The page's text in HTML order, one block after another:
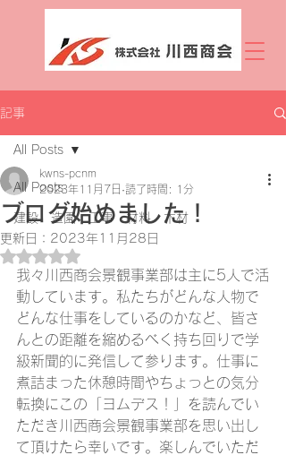
記事
All Posts
建設 造園 工事 材料 木材
All Posts
ブログ始めました！
kwns-pcnm
2023年11月7日 読了時間: 1分
更新日： 2023年11月28日
5つ星のうちNaNと評価されています。
我々川西商会景観事業部は主に5人で活
動しています。私たちがどんな人物で
どんな仕事をしているのかなど、皆さ
んとの距離を縮めるべく持ち回りで学
級新聞的に発信して参ります。仕事に
煮詰まった休憩時間やちょっとの気分
転換にこの「ヨムデス！」を読んでい
ただき川西商会景観事業部を思い出し
て頂けたら幸いです。楽しんでいただ